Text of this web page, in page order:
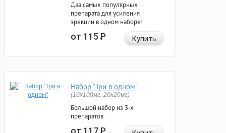
Два самых популярных
препарата для усиления
эрекции в одном наборе!
от 115Р Купить
Набор "Три в одном"
(10x100мг, 20x20мг)
Большой набор из 3-х
препаратов.